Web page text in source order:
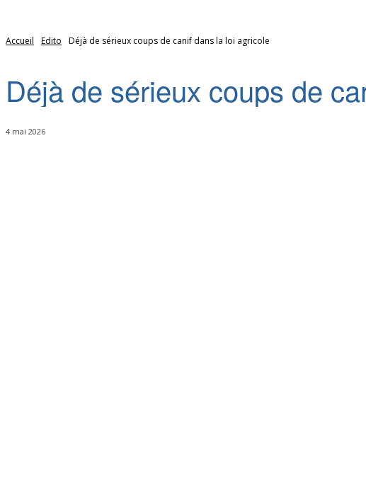
Accueil Edito Déjà de sérieux coups de canif dans la loi agricole
Déjà de sérieux coups de
4 mai 2026